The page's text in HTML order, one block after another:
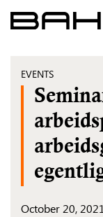
Skip
to
EVENTS
October 20, 2021